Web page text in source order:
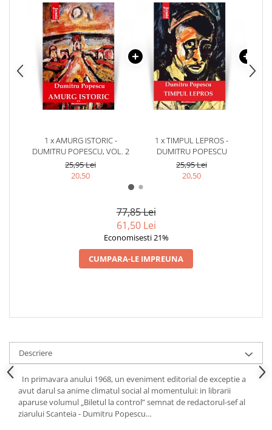
1 x AMURG ISTORIC -
DUMITRU POPESCU, VOL. 2
25,95 Lei
20,50
1 x TIMPUL LEPROS -
DUMITRU POPESCU
25,95 Lei
20,50
77,85 Lei
61,50 Lei
Economisesti 21%
CUMPARA-LE IMPREUNA
Descriere
In primavara anului 1968, un eveniment editorial de exceptie a
avut darul sa anime climatul social al momentului: in librarii
aparuse volumul „Biletul la control” semnat de redactorul-sef al
ziarului Scanteia - Dumitru Popescu…